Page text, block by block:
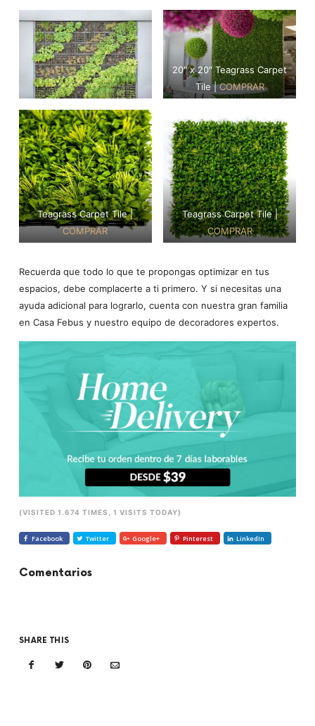
20″ x 20″ Teagrass Carpet
Tile |COMPRAR
Teagrass Carpet Tile |
COMPRAR
Teagrass Carpet Tile |
COMPRAR
Recuerda que todo lo que te propongas optimizar en tus
espacios, debe complacerte a ti primero. Y si necesitas una
ayuda adicional para lograrlo, cuenta con nuestra gran familia
en Casa Febus y nuestro equipo de decoradores expertos.
(VISITED 1.674 TIMES, 1 VISITS TODAY)
Facebook Twitter Google+ Pinterest LinkedIn
Comentarios
SHARE THIS